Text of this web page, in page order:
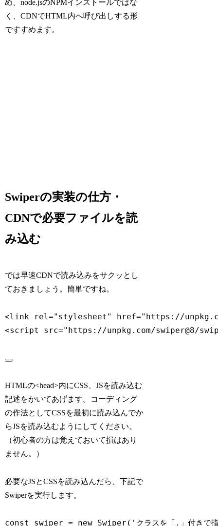
め、node.jsのNPMインストールではな
く、CDNでHTML内へ呼び出しする形
ですすめます。
Swiperの実装の仕方・
CDNで必要ファイルを読
み込む
では早速CDNで読み込みをサクッとし
ておきましょう。簡単ですね。
<link rel=" stylesheet " href=" https://
<script src=" https://unpkg.com/swiper@8/
HTMLの<head>内にCSS、JSを読み込む
記述をかいてあげます。コーディング
の作法としてCSSを最初に読み込んでか
らJSを読み込むようにしてください。
（初心者の方は覚えておいて損はあり
ません。）
必要なJSとCSSを読み込んだら、下記で
Swiperを実行します。
const swiper = new Swiper ( 'クラスを「.」付きで